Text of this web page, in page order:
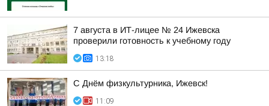
7 августа в ИТ-лицее № 24 Ижевска
проверили готовность к учебному году
13:18
С Днём физкультурника, Ижевск!
11:09